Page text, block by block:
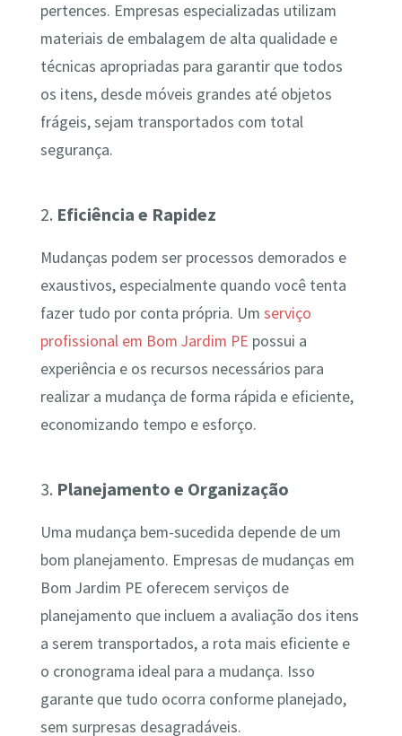
pertences. Empresas especializadas utilizam
materiais de embalagem de alta qualidade e
técnicas apropriadas para garantir que todos
os itens, desde móveis grandes até objetos
frágeis, sejam transportados com total
segurança.
2. Eficiência e Rapidez
Mudanças podem ser processos demorados e
exaustivos, especialmente quando você tenta
fazer tudo por conta própria. Um serviço
profissional em Bom Jardim PE possui a
experiência e os recursos necessários para
realizar a mudança de forma rápida e eficiente,
economizando tempo e esforço.
3. Planejamento e Organização
Uma mudança bem-sucedida depende de um
bom planejamento. Empresas de mudanças em
Bom Jardim PE oferecem serviços de
planejamento que incluem a avaliação dos itens
a serem transportados, a rota mais eficiente e
o cronograma ideal para a mudança. Isso
garante que tudo ocorra conforme planejado,
sem surpresas desagradáveis.